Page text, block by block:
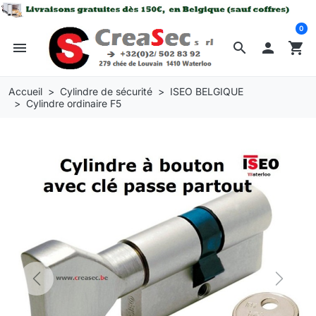
search
menu  shopping_cart
0
Accueil Cylindre de sécurité
ISEO BELGIQUE
Cylindre ordinaire F5
Previous Next